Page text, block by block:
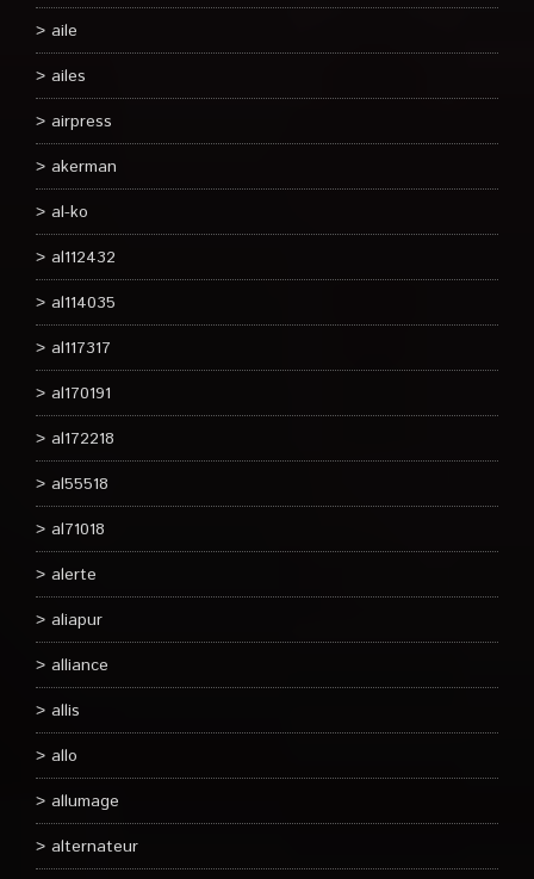
aile
ailes
airpress
akerman
al-ko
al112432
al114035
al117317
al170191
al172218
al55518
al71018
alerte
aliapur
alliance
allis
allo
allumage
alternateur